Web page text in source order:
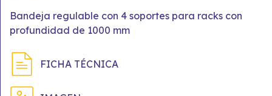
Bandeja regulable con 4 soportes para racks con
profundidad de 1000 mm
FICHA TÉCNICA